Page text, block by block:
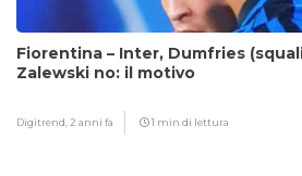
Fiorentina – Inter, Dumfries
Zalewski no: il motivo
Digitrend, 2 anni fa 1 min di lettura